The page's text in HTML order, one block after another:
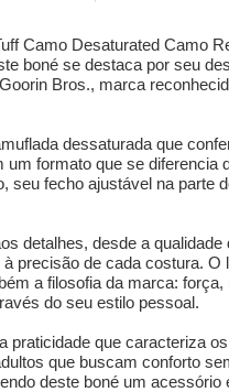
Camo Desaturated Camo
boné se destaca por seu
Bros., marca
dessaturada que
formato que se
seu fecho ajustável na
detalhes, desde a
precisão de cada costura.
a filosofia da marca:
do seu estilo pessoal.
praticidade que caracteriza
que buscam conforto
deste boné um